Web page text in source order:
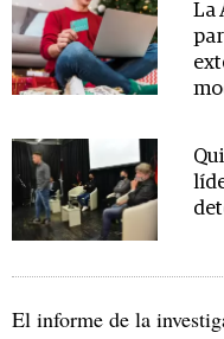
La
El informe de la